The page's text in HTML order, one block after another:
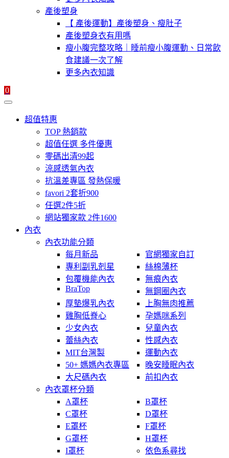
產後塑身
【 產後運動】產後塑身、瘦肚子
產後塑身衣有用嗎
瘦小腹完整攻略｜睡前瘦小腹運動、日常飲
食建議一次了解
更多內衣知識
0
超值特惠
TOP 熱銷款
超值任選 多件優惠
零碼出清99起
涼感透氣內衣
抗溫差專區 發熱保暖
favori 2套折900
任選2件5折
網站獨家款 2件1600
內衣
內衣功能分類
每月新品
官網獨家自訂
專利副乳剋星
絲棉薄杯
包覆機能內衣
無痕內衣
BraTop
無鋼圈內衣
厚墊爆乳內衣
上胸無肉推薦
雞胸低脊心
孕媽咪系列
少女內衣
兒童內衣
蕾絲內衣
性感內衣
MIT台灣製
運動內衣
50+ 媽媽內衣專區
晚安睡眠內衣
大尺碼內衣
前扣內衣
內衣罩杯分類
A罩杯
B罩杯
C罩杯
D罩杯
E罩杯
F罩杯
G罩杯
H罩杯
I罩杯
依色系尋找